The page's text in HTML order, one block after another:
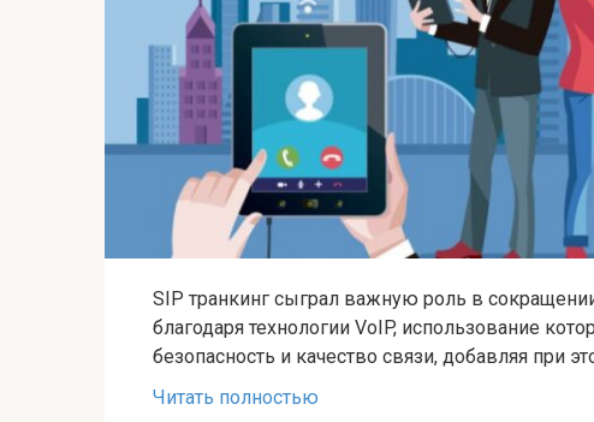
SIP транкинг сыграл важную роль в
благодаря технологии VoIP, использование
безопасность и качество связи, добавляя при
Читать полностью